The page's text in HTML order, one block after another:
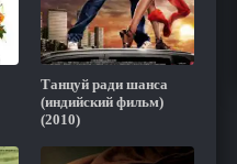
Танцуй ради шанса
(индийский фильм)
(2010)